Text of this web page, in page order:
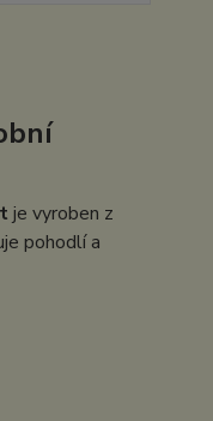
je vyroben z
pohodlí a